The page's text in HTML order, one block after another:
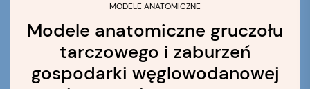
MODELE ANATOMICZNE
Modele anatomiczne gruczołu
tarczowego i zaburzeń
gospodarki węglowodanowej